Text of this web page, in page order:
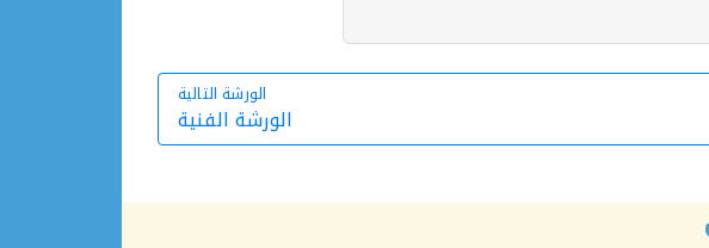
الورشة التالية
الورشة التالية
الورشة الفنية